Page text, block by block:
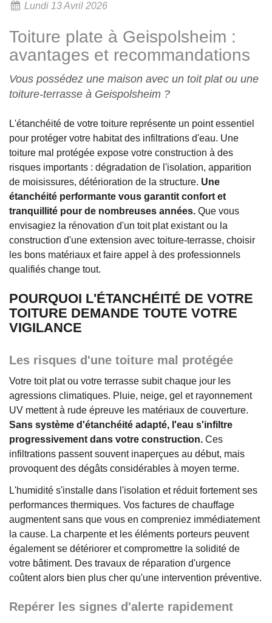
Lundi 13 Avril 2026
Toiture plate à Geispolsheim :
avantages et recommandations
Vous possédez une maison avec un toit plat ou une
toiture-terrasse à Geispolsheim ?
L'étanchéité de votre toiture représente un point essentiel
pour protéger votre habitat des infiltrations d'eau. Une
toiture mal protégée expose votre construction à des
risques importants : dégradation de l'isolation, apparition
de moisissures, détérioration de la structure. Une
étanchéité performante vous garantit confort et
tranquillité pour de nombreuses années. Que vous
envisagiez la rénovation d'un toit plat existant ou la
construction d'une extension avec toiture-terrasse, choisir
les bons matériaux et faire appel à des professionnels
qualifiés change tout.
POURQUOI L'ÉTANCHÉITÉ DE VOTRE
TOITURE DEMANDE TOUTE VOTRE
VIGILANCE
Les risques d'une toiture mal protégée
Votre toit plat ou votre terrasse subit chaque jour les
agressions climatiques. Pluie, neige, gel et rayonnement
UV mettent à rude épreuve les matériaux de couverture.
Sans système d'étanchéité adapté, l'eau s'infiltre
progressivement dans votre construction. Ces
infiltrations passent souvent inaperçues au début, mais
provoquent des dégâts considérables à moyen terme.
L'humidité s'installe dans l'isolation et réduit fortement ses
performances thermiques. Vos factures de chauffage
augmentent sans que vous en compreniez immédiatement
la cause. La charpente et les éléments porteurs peuvent
également se détériorer et compromettre la solidité de
votre bâtiment. Des travaux de réparation d'urgence
coûtent alors bien plus cher qu'une intervention préventive.
Repérer les signes d'alerte rapidement